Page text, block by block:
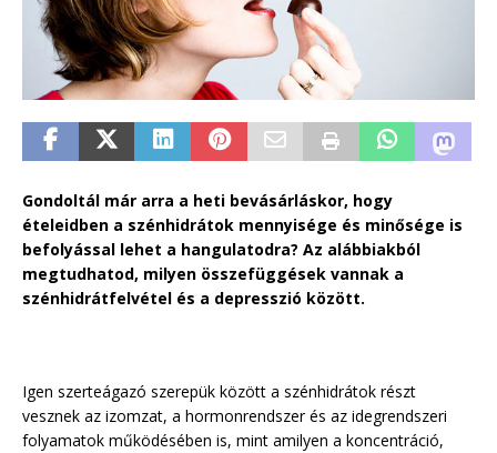
Gondoltál már arra a heti bevásárláskor, hogy
ételeidben a szénhidrátok mennyisége és minősége is
befolyással lehet a hangulatodra? Az alábbiakból
megtudhatod, milyen összefüggések vannak a
szénhidrátfelvétel és a depresszió között.
Igen szerteágazó szerepük között a szénhidrátok részt
vesznek az izomzat, a hormonrendszer és az idegrendszeri
folyamatok működésében is, mint amilyen a koncentráció,